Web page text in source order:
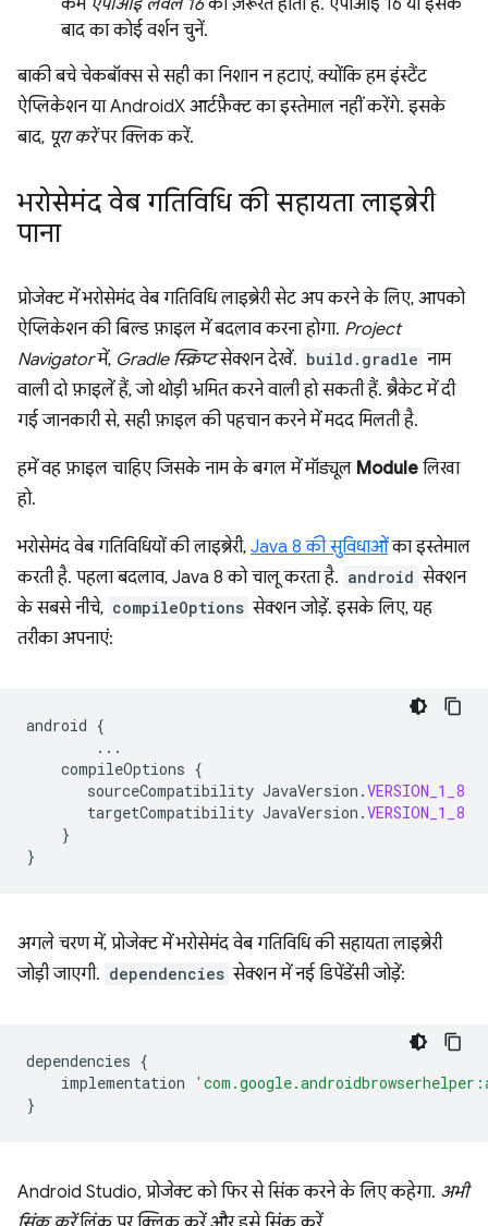
कम एपीआई लेवल 16की ज़रूरत होती है. एपीआई 16 या इसके
बाद का कोई वर्शन चुनें.
बाकी बचे चेकबॉक्स से सही का निशान न हटाएं, क्योंकि हम इंस्टैंट
ऐप्लिकेशन या AndroidX आर्टफ़ैक्ट का इस्तेमाल नहीं करेंगे. इसके
बाद, पूरा करेंपर क्लिक करें.
भरोसेमंद वेब गतिविधि की सहायता लाइब्रेरी
पाना
प्रोजेक्ट में भरोसेमंद वेब गतिविधि लाइब्रेरी सेट अप करने के लिए, आपको
ऐप्लिकेशन की बिल्ड फ़ाइल में बदलाव करना होगा. Project
Navigatorमें, Gradle स्क्रिप्टसेक्शन देखें. build.gradle नाम
वाली दो फ़ाइलें हैं, जो थोड़ी भ्रमित करने वाली हो सकती हैं. ब्रैकेट में दी
गई जानकारी से, सही फ़ाइल की पहचान करने में मदद मिलती है.
हमें वह फ़ाइल चाहिए जिसके नाम के बगल में मॉड्यूल Module लिखा
हो.
भरोसेमंद वेब गतिविधियों की लाइब्रेरी, Java 8 की सुविधाओंका इस्तेमाल
करती है. पहला बदलाव, Java 8 को चालू करता है. android सेक्शन
के सबसे नीचे, compileOptions सेक्शन जोड़ें. इसके लिए, यह
तरीका अपनाएं:
android {
...
compileOptions {
sourceCompatibility JavaVersion .VERSION_1_8
targetCompatibility JavaVersion .VERSION_1_8
}
}
अगले चरण में, प्रोजेक्ट में भरोसेमंद वेब गतिविधि की सहायता लाइब्रेरी
जोड़ी जाएगी. dependencies सेक्शन में नई डिपेंडेंसी जोड़ें:
dependencies {
implementation
}
Android Studio, प्रोजेक्ट को फिर से सिंक करने के लिए कहेगा. अभी